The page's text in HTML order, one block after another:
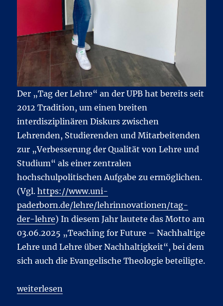
Der „Tag der Lehre“ an der UPB hat bereits seit
2012 Tradition, um einen breiten
interdisziplinären Diskurs zwischen
Lehrenden, Studierenden und Mitarbeitenden
zur „Verbesserung der Qualität von Lehre und
Studium“ als einer zentralen
hochschulpolitischen Aufgabe zu ermöglichen.
(Vgl.https://www.uni-
paderborn.de/lehre/lehrinnovationen/tag-
der-lehre) In diesem Jahr lautete das Motto am
03.06.2025 „Teaching for Future – Nachhaltige
Lehre und Lehre über Nachhaltigkeit“, bei dem
sich auch die Evangelische Theologie beteiligte.
„Paderborner Tag der Lehre mit Beitrag der Ev.
weiterlesen